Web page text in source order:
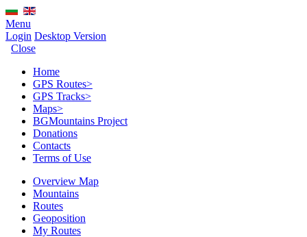
Menu
Login Desktop Version
Close
Home
GPS Routes>
GPS Tracks>
Maps>
BGMountains Project
Donations
Contacts
Terms of Use
Overview Map
Mountains
Routes
Geoposition
My Routes